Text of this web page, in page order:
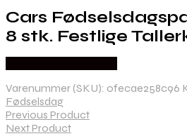
Cars
8 stk. Festlige
Varenummer (SKU): 0fecae258c96
Fødselsdag
Previous Product
Next Product